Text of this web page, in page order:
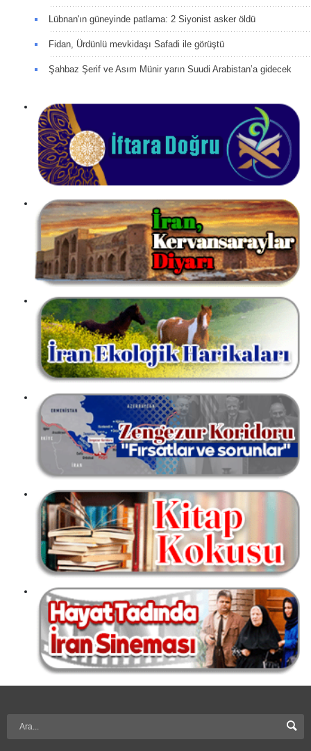
Lübnan'ın güneyinde patlama: 2 Siyonist asker öldü
Fidan, Ürdünlü mevkidaşı Safadi ile görüştü
Şahbaz Şerif ve Asım Münir yarın Suudi Arabistan’a gidecek